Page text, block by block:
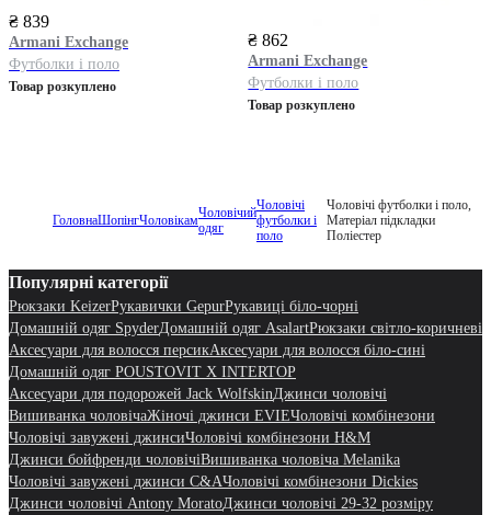
₴ 839
Armani Exchange
Футболки і поло
Товар розкуплено
₴ 862
Armani Exchange
Футболки і поло
Товар розкуплено
ГоловнаШопінгЧоловікамЧоловічий
одяг
Чоловічі
футболки і
поло
Чоловічі футболки і поло,
Матеріал підкладки
Поліестер
Популярні категорії
Рюкзаки KeizerРукавички GepurРукавиці біло-чорні
Домашній одяг SpyderДомашній одяг AsalartРюкзаки світло-коричневі
Аксесуари для волосся персикАксесуари для волосся біло-сині
Домашній одяг POUSTOVIT X INTERTOP
Аксесуари для подорожей Jack WolfskinДжинси чоловічі
Вишиванка чоловічаЖіночі джинси EVIEЧоловічі комбінезони
Чоловічі завужені джинсиЧоловічі комбінезони H&M
Джинси бойфренди чоловічіВишиванка чоловіча Melanika
Чоловічі завужені джинси C&AЧоловічі комбінезони Dickies
Джинси чоловічі Antony MoratoДжинси чоловічі 29-32 розміру